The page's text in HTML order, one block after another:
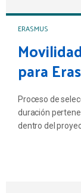
ERASMUS
para
Proceso de
duración
dentro del